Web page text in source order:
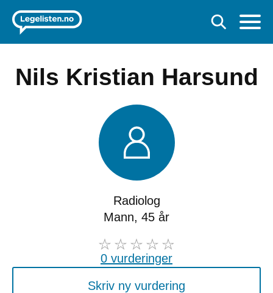
Nils Kristian Harsund
Radiolog
Mann, 45 år
0 vurderinger
Skriv ny vurdering